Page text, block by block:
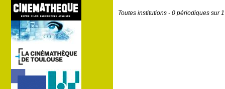
Toutes institutions - 0 périodiques sur